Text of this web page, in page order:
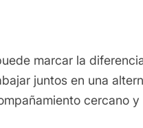
marcar la
juntos en una
cercano